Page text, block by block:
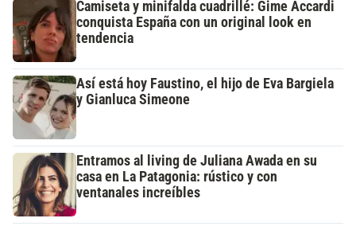
Camiseta y minifalda cuadrillé: Gime Accardi
conquista España con un original look en
tendencia
Así está hoy Faustino, el hijo de Eva Bargiela
y Gianluca Simeone
Entramos al living de Juliana Awada en su
casa en La Patagonia: rústico y con
ventanales increíbles